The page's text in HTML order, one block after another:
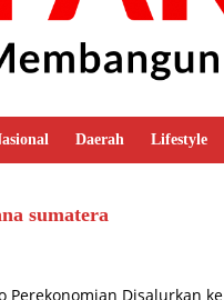
Daerah Lifestyle
sumatera